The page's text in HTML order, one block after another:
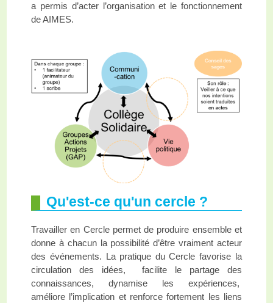
a permis d’acter l’organisation et le fonctionnement
de AIMES.
Qu'est-ce qu'un cercle ?
Travailler en Cercle permet de produire ensemble et
donne à chacun la possibilité d’être vraiment acteur
des événements. La pratique du Cercle favorise la
circulation des idées, facilite le partage des
connaissances, dynamise les expériences,
améliore l’implication et renforce fortement les liens